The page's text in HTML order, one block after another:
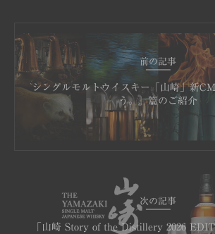
前の記事
シングルモルトウイスキー「山崎」新
う。』篇のご紹介
次の記事
「山崎 Story of the Distillery 2026